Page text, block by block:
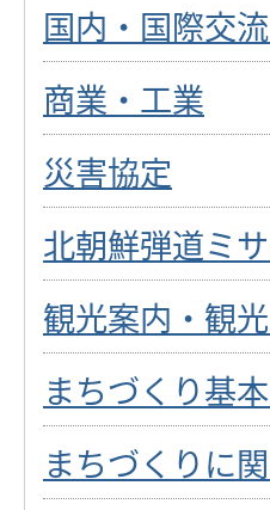
国内・国際交
商業・工業
災害協定
北朝鮮弾道ミ
観光案内・観
まちづくり基
まちづくりに